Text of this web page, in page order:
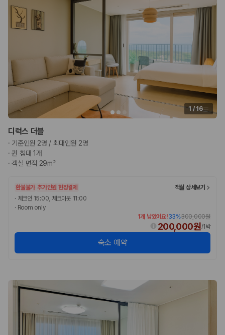
SUV
가족 여행, 짐이 많은 여행, 장거리 이동에 적합하며 보험 조건과 차
량 연식을 함께 비교하는 것이 좋습니다.
단체 여행이나 4인 이상 가족 여행에 적합하며 인원수, 짐 공간, 보
험 조건을 함께 확인해야 합니다.
제주렌트카 보험까지 비교해야 진짜 가격비교입
동일한 차량이라도 보험 조건에 따라 실제 부담 금액이 달라질 수 있습니
다. 카모아는 제주 렌트카 가격뿐 아니라 일반자차, 완전자차, 슈퍼자차 조
건을 함께 확인할 수 있도록 돕습니다.
일반자차:
완전자차:보상 한도 내에서 면책금 부담이 줄어드는 보험 조건입니
슈퍼자차: 더 높은 보장 조건을 원하는 사용자에게 적합합니다.
2000만 고객이 선택한 렌트카 가격비교 플랫폼
카모아는 제주렌트카부터 국내·해외 렌트카까지 비교할 수 있는 렌트카 가
격비교 플랫폼입니다.
누적 이용 고객수
175,206건
예약 가능 차량
67,123
전국 렌트카 지점
1,829개
1 /16
디럭스 더블
· 기준인원 2명 / 최대인원 2명
·퀸 침대 1개
·객실 면적 29m²
환불불가 추가인원 현장결제
객실 상세보기
· 체크인 15:00, 체크아웃 11:00
· Room only
1개 남았어요!33%300,000원
200,000원/1박
숙소 예약